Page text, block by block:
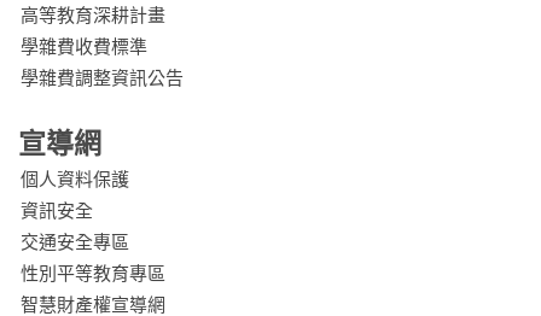
高等教育深耕計畫
學雜費收費標準
學雜費調整資訊公告
宣導網
個人資料保護
資訊安全
交通安全專區
性別平等教育專區
智慧財產權宣導網